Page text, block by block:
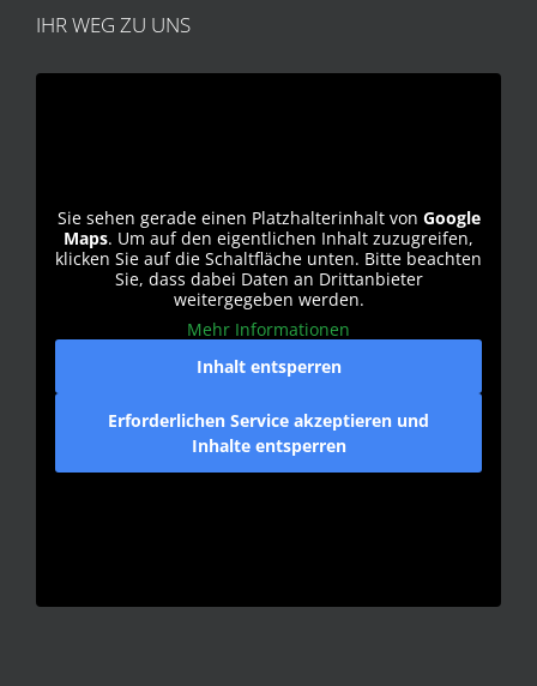
IHR WEG ZU UNS
Sie sehen gerade einen Platzhalterinhalt von Google
Maps. Um auf den eigentlichen Inhalt zuzugreifen,
klicken Sie auf die Schaltfläche unten. Bitte beachten
Sie, dass dabei Daten an Drittanbieter
weitergegeben werden.
Mehr Informationen
Inhalt entsperren
Erforderlichen Service akzeptieren und
Inhalte entsperren